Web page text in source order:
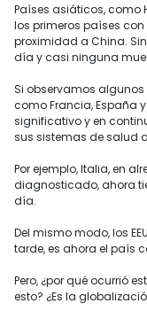
Países asiáticos, como
los primeros países
proximidad a China.
día y casi ninguna
Si observamos
como Francia, España y
significativo y en
sus sistemas de salud
Por ejemplo, Italia, en
diagnosticado, ahora
día.
Del mismo modo, los
tarde, es ahora el país
Pero, ¿por qué ocurrió
esto? ¿Es la